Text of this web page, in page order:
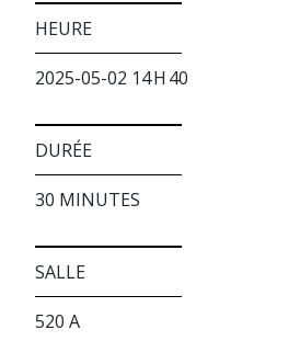
HEURE
2025-05-02 14 H 40
DURÉE
30 MINUTES
SALLE
520 A